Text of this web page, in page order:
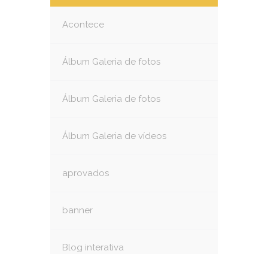
Acontece
Álbum Galeria de fotos
Álbum Galeria de fotos
Álbum Galeria de vídeos
aprovados
banner
Blog interativa